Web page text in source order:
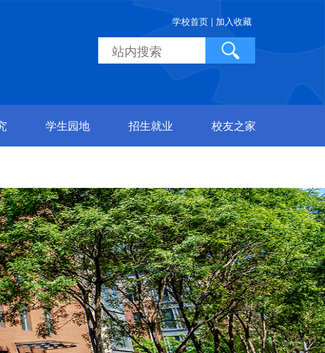
学校首页 | 加入收藏
学生园地 招生就业 校友之家